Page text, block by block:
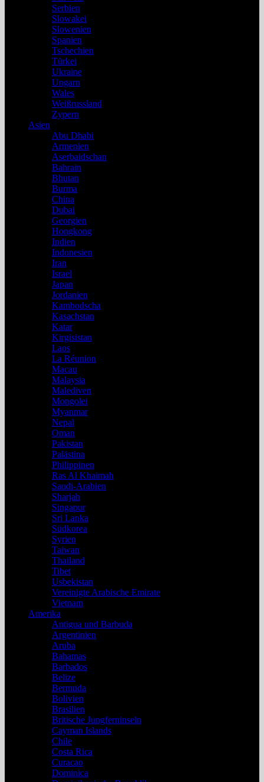
Serbien
Slowakei
Slowenien
Spanien
Tschechien
Türkei
Ukraine
Ungarn
Wales
Weißrussland
Zypern
Asien
Abu Dhabi
Armenien
Aserbaidschan
Bahrain
Bhutan
Burma
China
Dubai
Georgien
Hongkong
Indien
Indonesien
Iran
Israel
Japan
Jordanien
Kambodscha
Kasachstan
Katar
Kirgisistan
Laos
La Réunion
Macau
Malaysia
Malediven
Mongolei
Myanmar
Nepal
Oman
Pakistan
Palästina
Philippinen
Ras Al Khaimah
Saudi-Arabien
Sharjah
Singapur
Sri Lanka
Südkorea
Syrien
Taiwan
Thailand
Tibet
Usbekistan
Vereinigte Arabische Emirate
Vietnam
Amerika
Antigua und Barbuda
Argentinien
Aruba
Bahamas
Barbados
Belize
Bermuda
Bolivien
Brasilien
Britische Jungferninseln
Cayman Islands
Chile
Costa Rica
Curacao
Dominica